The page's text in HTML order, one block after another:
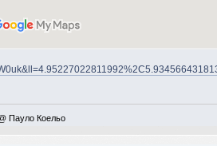
Пауло Коельо